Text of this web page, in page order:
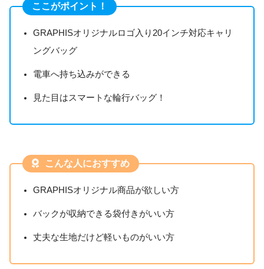
ここがポイント！
GRAPHISオリジナルロゴ入り20インチ対応キャリ
ングバッグ
電車へ持ち込みができる
見た目はスマートな輪行バッグ！
こんな人におすすめ
GRAPHISオリジナル商品が欲しい方
バックが収納できる袋付きがいい方
丈夫な生地だけど軽いものがいい方